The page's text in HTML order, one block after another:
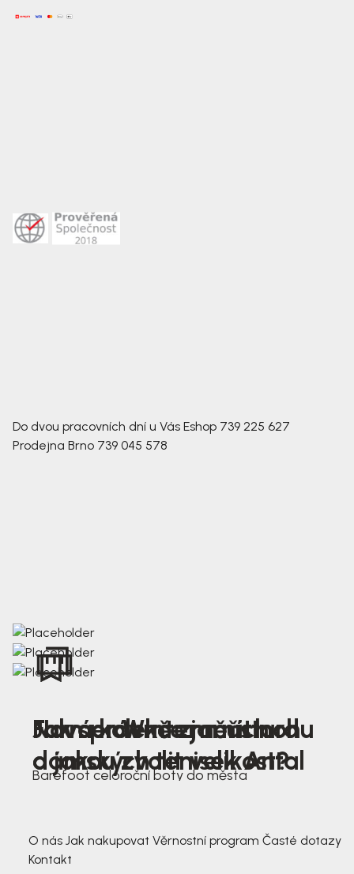
Do dvou pracovních dní u Vás Eshop 739 225 627
Prodejna Brno 739 045 578
Nová kolekce jarních
dámských tenisek Antal
Jak správně změřit nohu
a jakou zvolit velikost?
Farmer Winter mustard
Barefoot celoroční boty do města
O nás Jak nakupovat Věrnostní program Časté dotazy
Kontakt